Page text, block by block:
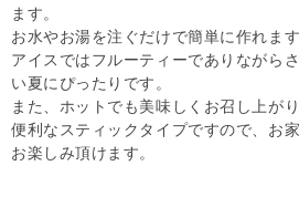
ます。
お水やお湯を注ぐだけで簡単に作れます
アイスではフルーティーでありながら
い夏にぴったりです。
また、ホットでも美味しくお召し上がり
便利なスティックタイプですので、お
お楽しみ頂けます。